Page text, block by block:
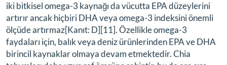
iki bitkisel omega-3 kaynağı da vücutta EPA düzeylerini
artırır ancak hiçbiri DHA veya omega-3 indeksini önemli
ölçüde artırmaz[Kanıt: D][11]. Özellikle omega-3
faydaları için, balık veya deniz ürünlerinden EPA ve DHA
birincil kaynaklar olmaya devam etmektedir. Chia